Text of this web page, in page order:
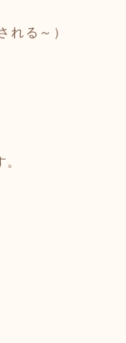
れる～）